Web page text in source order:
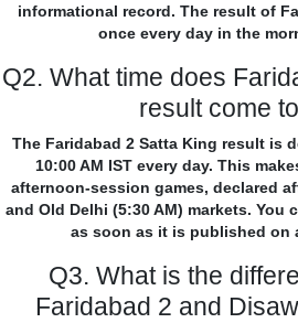
informational record. The result of
once every day in the
Q2. What time does
result come
The Faridabad 2 Satta King result is
10:00 AM IST every day. This
afternoon-session games, declared
and Old Delhi (5:30 AM) markets. You
as soon as it is published on
Q3. What is the
Faridabad 2 and